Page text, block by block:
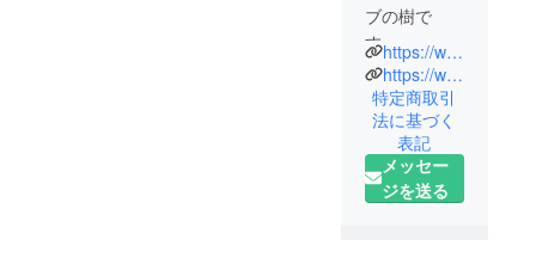
ブの樹で
す。
千葉市に
て障害のあ
る方々の就
労支援、自
立生活支援
を行ってい
https://www.olivehouse.org/
https://www.instagram.com/olive_house1984?igsh=bXd4dHVwdmJuenJz&utm_source=qr
特定商取引
法に基づく
表記
メッセー
ジを送る